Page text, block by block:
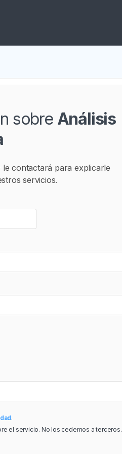
sobre Análisis
le contactará para explicarle
servicios.
.
el servicio. No los cedemos a terceros.